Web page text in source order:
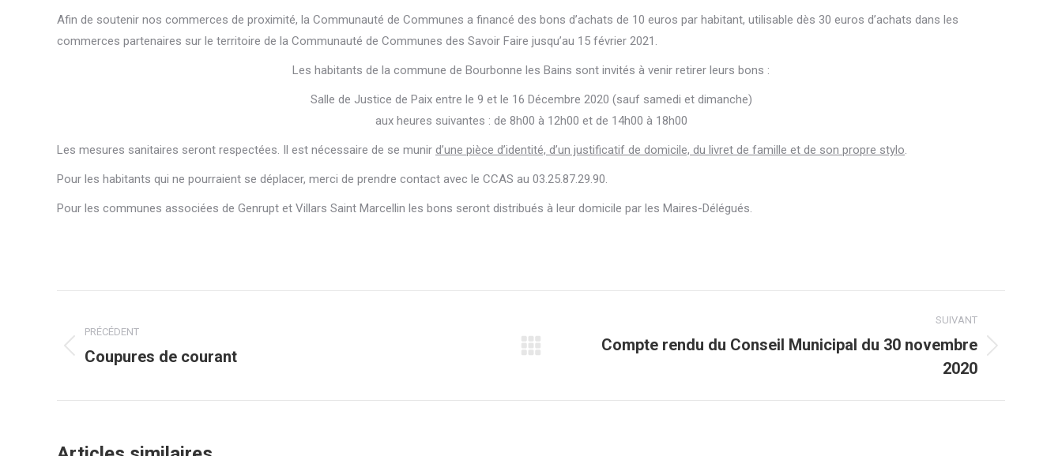
Afin de soutenir nos commerces de proximité, la Communauté de Communes a financé des bons d’achats de 10 euros par habitant, utilisable dès 30 euros d’achats dans les
commerces partenaires sur le territoire de la Communauté de Communes des Savoir Faire jusqu’au 15 février 2021.
Les habitants de la commune de Bourbonne les Bains sont invités à venir retirer leurs bons :
Salle de Justice de Paix entre le 9 et le 16 Décembre 2020 (sauf samedi et dimanche)
aux heures suivantes : de 8h00 à 12h00 et de 14h00 à 18h00
Les mesures sanitaires seront respectées. Il est nécessaire de se munir d’une pièce d’identité, d’un justificatif de domicile, du livret de famille et de son propre stylo.
Pour les habitants qui ne pourraient se déplacer, merci de prendre contact avec le CCAS au 03.25.87.29.90.
Pour les communes associées de Genrupt et Villars Saint Marcellin les bons seront distribués à leur domicile par les Maires-Délégués.
navigation
PRÉCÉDENT
Onglet
Coupures de courant
SUIVANT
Compte rendu du Conseil Municipal du 30 novembre
2020